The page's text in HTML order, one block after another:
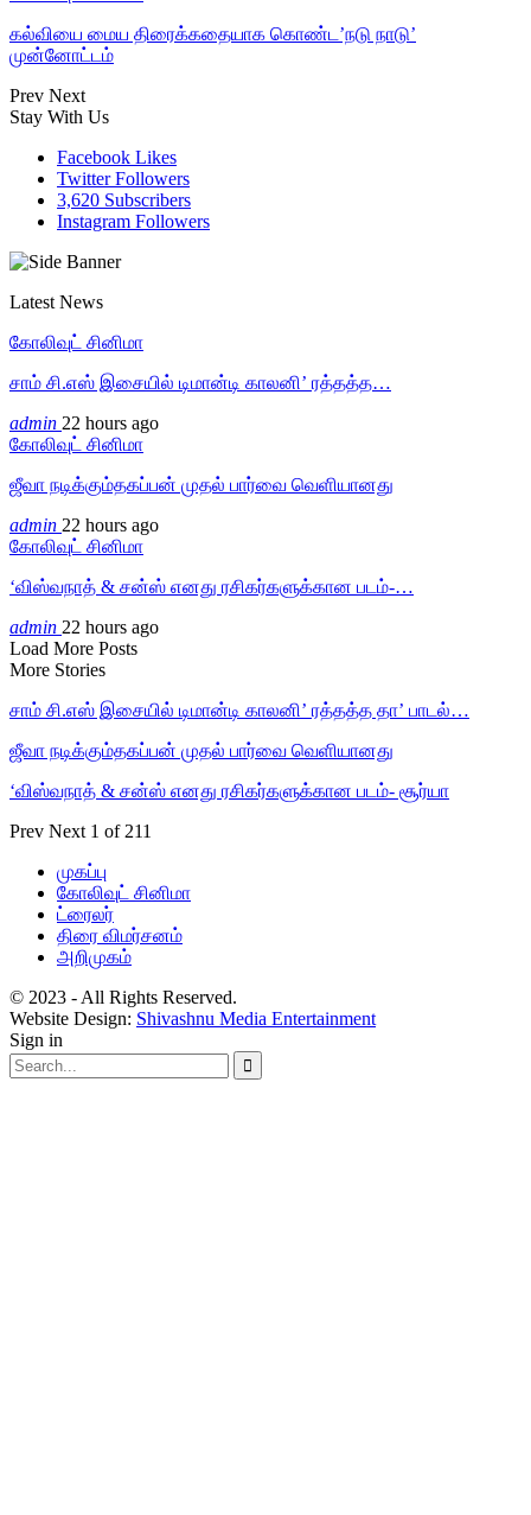
கல்வியை மைய திரைக்கதையாக கொண்ட’நடு நாடு’
முன்னோட்டம்
Prev Next
Stay With Us
Facebook Likes
Twitter Followers
3,620 Subscribers
Instagram Followers
Latest News
கோலிவுட் சினிமா
சாம் சி.எஸ் இசையில் டிமான்டி காலனி’ ரத்தத்த…
admin 22 hours ago
கோலிவுட் சினிமா
ஜீவா நடிக்கும்தகப்பன் முதல் பார்வை வெளியானது
admin 22 hours ago
கோலிவுட் சினிமா
‘விஸ்வநாத் & சன்ஸ் எனது ரசிகர்களுக்கான படம்-…
admin 22 hours ago
Load More Posts
More Stories
சாம் சி.எஸ் இசையில் டிமான்டி காலனி’ ரத்தத்த தா’ பாடல்…
ஜீவா நடிக்கும்தகப்பன் முதல் பார்வை வெளியானது
‘விஸ்வநாத் & சன்ஸ் எனது ரசிகர்களுக்கான படம்- சூர்யா
Prev Next 1 of 211
முகப்பு
கோலிவுட் சினிமா
ட்ரைலர்
திரை விமர்சனம்
அறிமுகம்
© 2023 - All Rights Reserved.
Website Design: Shivashnu Media Entertainment
Sign in